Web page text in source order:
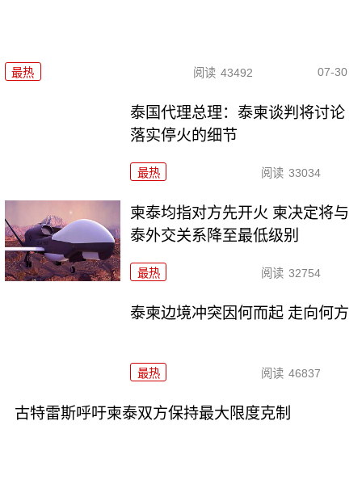
最热 阅读 43492 07-30
泰国代理总理：泰柬谈判将讨论
落实停火的细节
最热 阅读 33034
柬泰均指对方先开火 柬决定将与
泰外交关系降至最低级别
最热 阅读 32754
泰柬边境冲突因何而起 走向何方
最热 阅读 46837
古特雷斯呼吁柬泰双方保持最大限度克制